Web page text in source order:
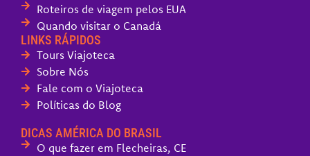
Roteiros de viagem pelos EUA
Quando visitar o Canadá
LINKS RÁPIDOS
Tours Viajoteca
Sobre Nós
Fale com o Viajoteca
Políticas do Blog
DICAS AMÉRICA DO BRASIL
O que fazer em Flecheiras, CE